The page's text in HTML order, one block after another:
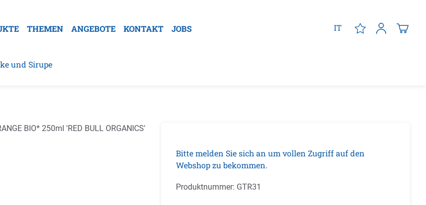
THEMEN ANGEBOTE KONTAKT JOBS IT
und Sirupe
Bitte melden Sie sich an um vollen Zugriff auf den
Webshop zu bekommen.
Produktnummer: GTR31